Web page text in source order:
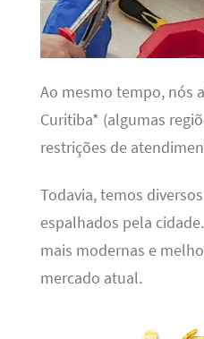
Ao mesmo tempo, nós
Curitiba* (algumas
restrições de
Todavia, temos
espalhados pela
mais modernas e
mercado atual.